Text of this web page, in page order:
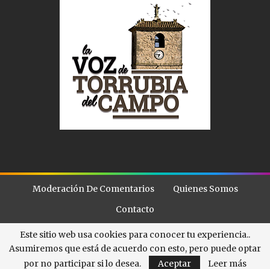
Moderación De Comentarios
Quienes Somos
Contacto
© - . All Rights Reserved. La Voz de Torubia
Este sitio web usa cookies para conocer tu experiencia..
Asumiremos que está de acuerdo con esto, pero puede optar
por no participar si lo desea.
Aceptar Leer más